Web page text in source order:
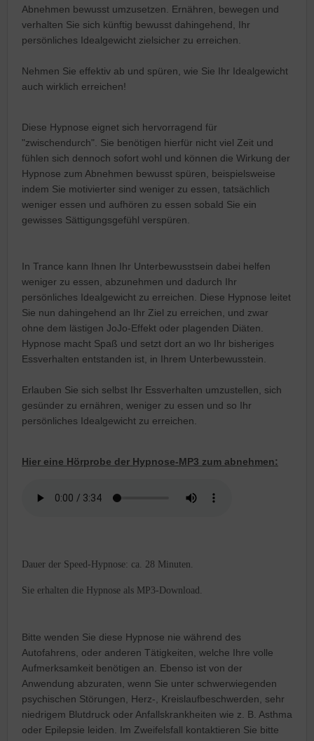
Abnehmen bewusst umzusetzen. Ernähren, bewegen und
verhalten Sie sich künftig bewusst dahingehend, Ihr
persönliches Idealgewicht zielsicher zu erreichen.
Nehmen Sie effektiv ab und spüren, wie Sie Ihr Idealgewicht
auch wirklich erreichen!
Diese Hypnose eignet sich hervorragend für
"zwischendurch". Sie benötigen hierfür nicht viel Zeit und
fühlen sich dennoch sofort wohl und können die Wirkung der
Hypnose zum Abnehmen bewusst spüren, beispielsweise
indem Sie motivierter sind weniger zu essen, tatsächlich
weniger essen und aufhören zu essen sobald Sie ein
gewisses Sättigungsgefühl verspüren.
In Trance kann Ihnen Ihr Unterbewusstsein dabei helfen
weniger zu essen, abzunehmen und dadurch Ihr
persönliches Idealgewicht zu erreichen. Diese Hypnose leitet
Sie nun dahingehend an Ihr Ziel zu erreichen, und zwar
ohne dem lästigen JoJo-Effekt oder plagenden Diäten.
Hypnose macht Spaß und setzt dort an wo Ihr bisheriges
Essverhalten entstanden ist, in Ihrem Unterbewusstein.
Erlauben Sie sich selbst Ihr Essverhalten umzustellen, sich
gesünder zu ernähren, weniger zu essen und so Ihr
persönliches Idealgewicht zu erreichen.
Hier eine Hörprobe der Hypnose-MP3 zum abnehmen:
Dauer der Speed-Hypnose: ca. 28 Minuten.
Sie erhalten die Hypnose als MP3-Download.
Bitte wenden Sie diese Hypnose nie während des
Autofahrens, oder anderen Tätigkeiten, welche Ihre volle
Aufmerksamkeit benötigen an. Ebenso ist von der
Anwendung abzuraten, wenn Sie unter schwerwiegenden
psychischen Störungen, Herz-, Kreislaufbeschwerden, sehr
niedrigem Blutdruck oder Anfallskrankheiten wie z. B. Asthma
oder Epilepsie leiden. Im Zweifelsfall kontaktieren Sie bitte